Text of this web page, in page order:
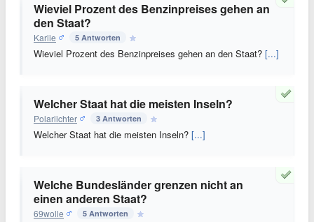
Wieviel Prozent des Benzinpreises gehen an
den Staat?
Karlie 5 Antworten
Wieviel Prozent des Benzinpreises gehen an den Staat? [...]
Welcher Staat hat die meisten Inseln?
Polarlichter 3 Antworten
Welcher Staat hat die meisten Inseln? [...]
Welche Bundesländer grenzen nicht an
einen anderen Staat?
69wolle 5 Antworten